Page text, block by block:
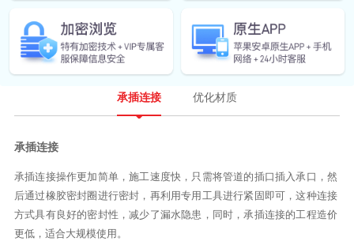
解决方案
承插连接 优化材质
承插连接
承插连接操作更加简单，施工速度快，只需将管道的插口插入承口，然
后通过橡胶密封圈进行密封，再利用专用工具进行紧固即可，这种连接
方式具有良好的密封性，减少了漏水隐患，同时，承插连接的工程造价
更低，适合大规模使用。